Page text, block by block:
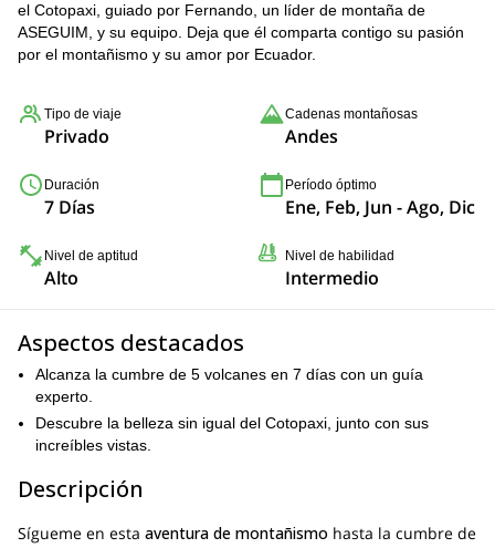
el Cotopaxi, guiado por Fernando, un líder de montaña de
ASEGUIM, y su equipo. Deja que él comparta contigo su pasión
por el montañismo y su amor por Ecuador.
Tipo de viaje
Privado
Cadenas montañosas
Andes
Duración
7 Días
Período óptimo
Ene, Feb, Jun - Ago, Dic
Nivel de aptitud
Alto
Nivel de habilidad
Intermedio
Aspectos destacados
Alcanza la cumbre de 5 volcanes en 7 días con un guía
experto.
Descubre la belleza sin igual del Cotopaxi, junto con sus
increíbles vistas.
Descripción
Sígueme en esta aventura de montañismo hasta la cumbre de